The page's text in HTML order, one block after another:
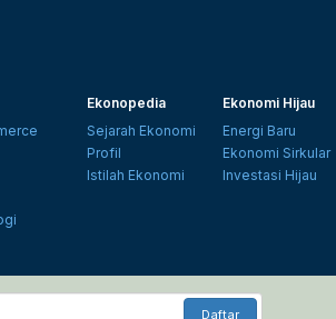
Ekonopedia
Sejarah Ekonomi
Profil
Istilah Ekonomi
Ekonomi Hijau
Energi Baru
Ekonomi Sirkular
Investasi Hijau
Daftar